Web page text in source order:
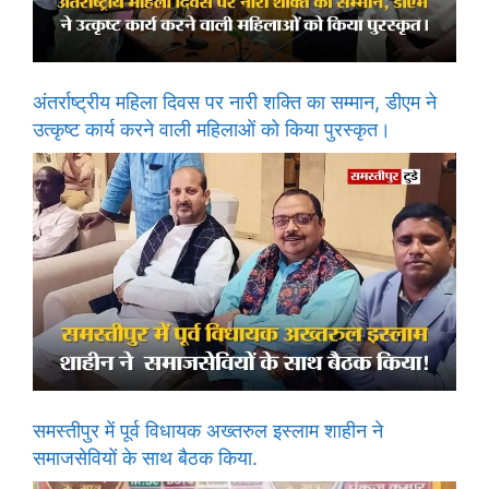
अंतर्राष्ट्रीय महिला दिवस पर नारी शक्ति का सम्मान, डीएम ने
उत्कृष्ट कार्य करने वाली महिलाओं को किया पुरस्कृत।
समस्तीपुर में पूर्व विधायक अख्तरुल इस्लाम शाहीन ने
समाजसेवियों के साथ बैठक किया.